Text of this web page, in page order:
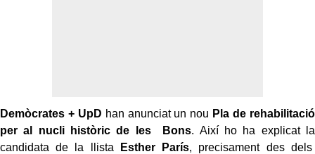
Demòcrates + UpD han anunciat un nou Pla de rehabilitació
per al nucli històric de les Bons. Així ho ha explicat la
candidata de la llista
Esther París, precisament des dels